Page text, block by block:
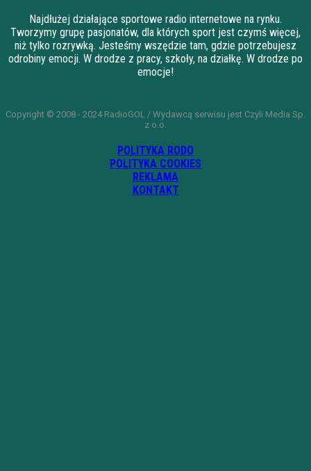
Najdłużej działające sportowe radio internetowe na rynku.
Tworzymy grupę pasjonatów, dla których sport jest czymś więcej,
niż tylko rozrywką. Jesteśmy wszędzie tam, gdzie potrzebujesz
odrobiny emocji. W drodze z pracy, szkoły, na działkę. W drodze po
emocje!
Copyright © 2008 - 2024 RadioGOL / Wydawcą serwisu jest Czyli Media Sp.
z o.o.
POLITYKA RODO
POLITYKA COOKIES
REKLAMA
KONTAKT